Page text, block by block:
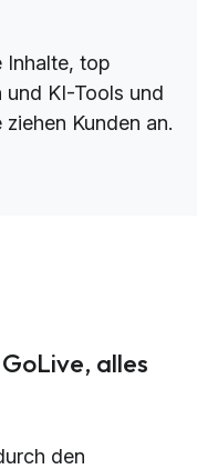
Inhalte, top
und KI-Tools und
Kunden an.
alles
den